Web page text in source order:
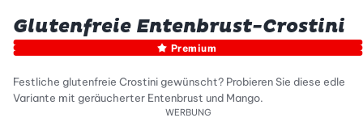
Glutenfreie Entenbrust-Crostini
Premium
Festliche glutenfreie Crostini gewünscht? Probieren Sie diese edle
Variante mit geräucherter Entenbrust und Mango.
WERBUNG